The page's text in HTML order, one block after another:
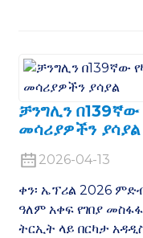
ቻንግሊን
መሳሪያዎችን ያሳያል
2026-04-13
ቀን፡ ኤፕሪል 2026
ዓለም አቀፍ የገበያ
ትርኢት ላይ በርካታ